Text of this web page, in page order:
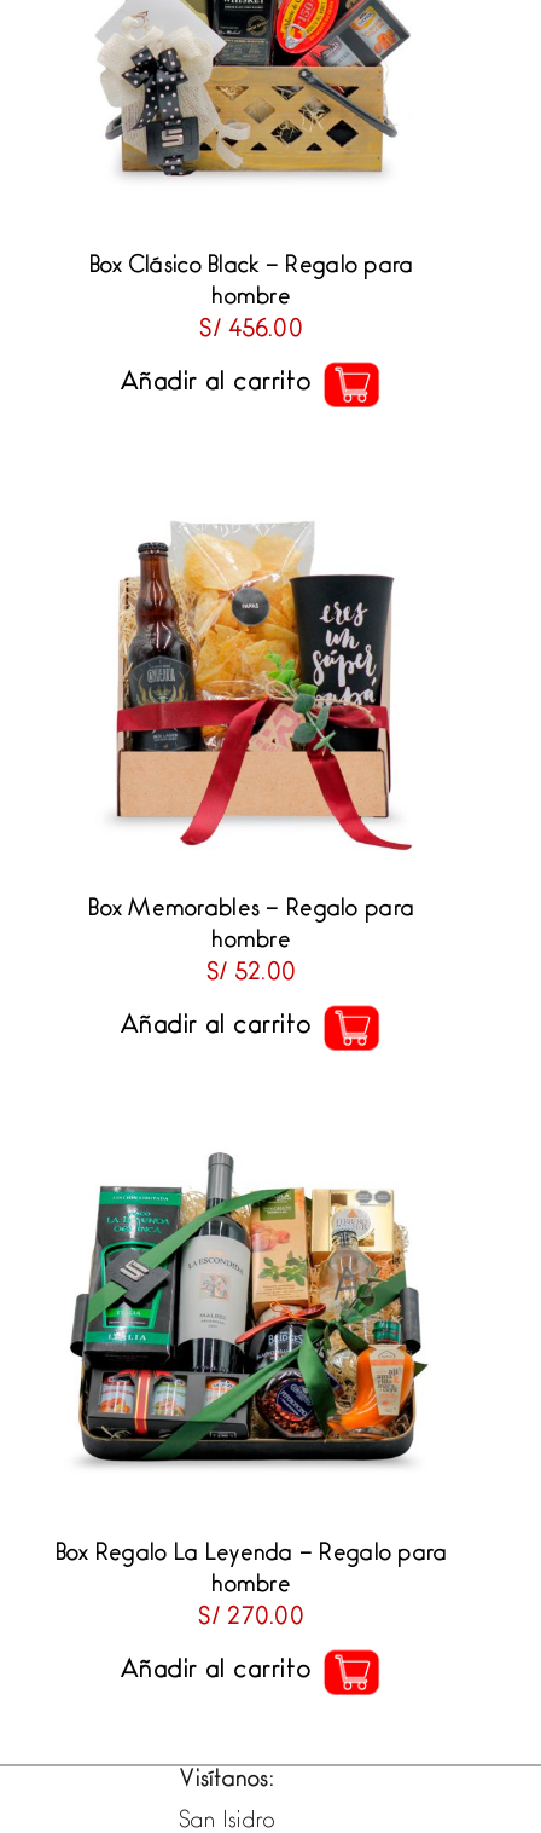
Box Clásico Black – Regalo para
hombre
S/ 456.00
Añadir al carrito
Box Memorables – Regalo para
hombre
S/ 52.00
Añadir al carrito
Box Regalo La Leyenda – Regalo para
hombre
S/ 270.00
Añadir al carrito
Visítanos:
San Isidro